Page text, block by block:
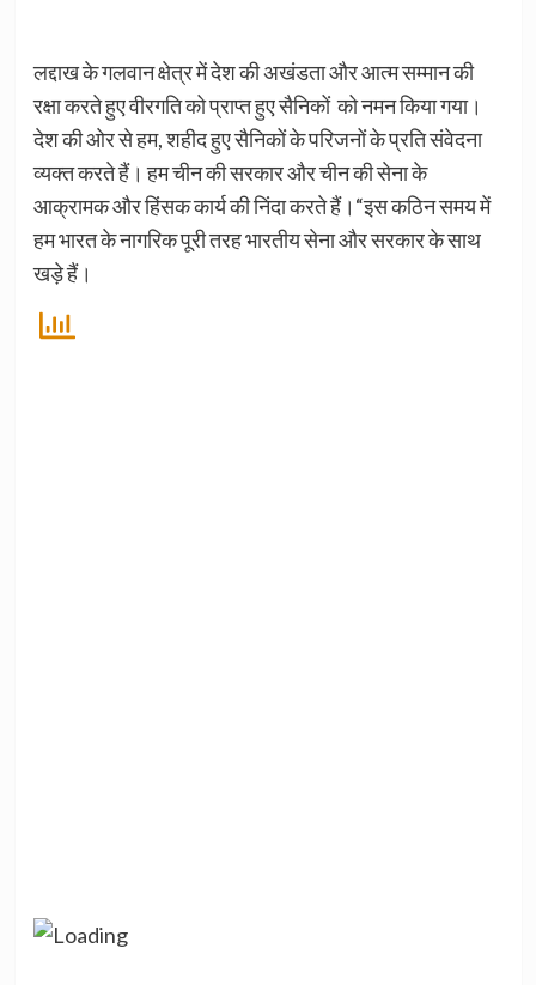
लद्दाख के गलवान क्षेत्र में देश की अखंडता और आत्म सम्मान की
रक्षा करते हुए वीरगति को प्राप्त हुए सैनिकों को नमन किया गया।
देश की ओर से हम, शहीद हुए सैनिकों के परिजनों के प्रति संवेदना
व्यक्त करते हैं। हम चीन की सरकार और चीन की सेना के
आक्रामक और हिंसक कार्य की निंदा करते हैं।“इस कठिन समय में
हम भारत के नागरिक पूरी तरह भारतीय सेना और सरकार के साथ
खड़े हैं।